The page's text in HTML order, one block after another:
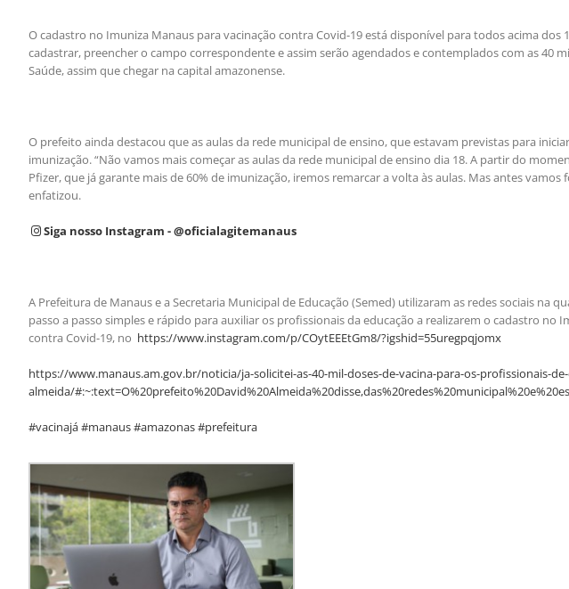
O cadastro no Imuniza Manaus para vacinação contra Covid-19 está disponível para todos acima dos
cadastrar, preencher o campo correspondente e assim serão agendados e contemplados com as 40
Saúde, assim que chegar na capital amazonense.
O prefeito ainda destacou que as aulas da rede municipal de ensino, que estavam previstas para
imunização. “Não vamos mais começar as aulas da rede municipal de ensino dia 18. A partir do
Pfizer, que já garante mais de 60% de imunização, iremos remarcar a volta às aulas. Mas antes
enfatizou.
Siga nosso Instagram - @oficialagitemanaus
A Prefeitura de Manaus e a Secretaria Municipal de Educação (Semed) utilizaram as redes sociais na
passo a passo simples e rápido para auxiliar os profissionais da educação a realizarem o cadastro no
contra Covid-19, no https://www.instagram.com/p/COytEEEtGm8/?igshid=55uregpqjomx
https://www.manaus.am.gov.br/noticia/ja-solicitei-as-40-mil-doses-de-vacina-para-os-profissionais-
almeida/
#vacinajá #manaus #amazonas #prefeitura